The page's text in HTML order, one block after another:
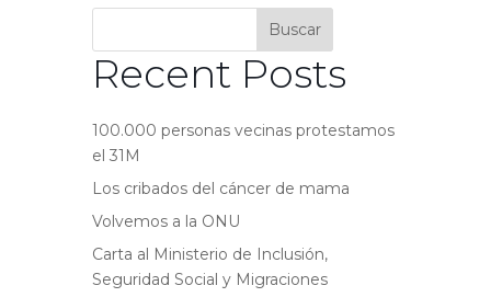
Buscar
Recent Posts
100.000 personas vecinas protestamos
el 31M
Los cribados del cáncer de mama
Volvemos a la ONU
Carta al Ministerio de Inclusión,
Seguridad Social y Migraciones